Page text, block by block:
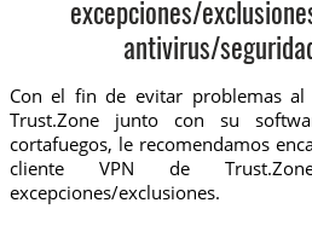
excepciones/
antivirus/
Con el fin de evitar problemas
Trust.Zone junto con su
cortafuegos, le recomendamos
cliente VPN de
excepciones/exclusiones.